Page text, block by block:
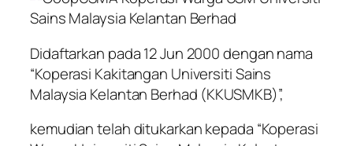
Didaftarkan pada 12 Jun 2000 dengan nama
“Koperasi Kakitangan Universiti Sains
Malaysia Kelantan Berhad (KKUSMKB)”,
kemudian telah ditukarkan kepada “Koperasi